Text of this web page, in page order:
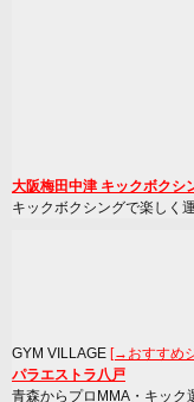
大阪梅田中津 キックボクシ
キックボクシングで楽しく
GYM VILLAGE [→おすすめ
パラエストラ八戸
青森からプロMMA・キック